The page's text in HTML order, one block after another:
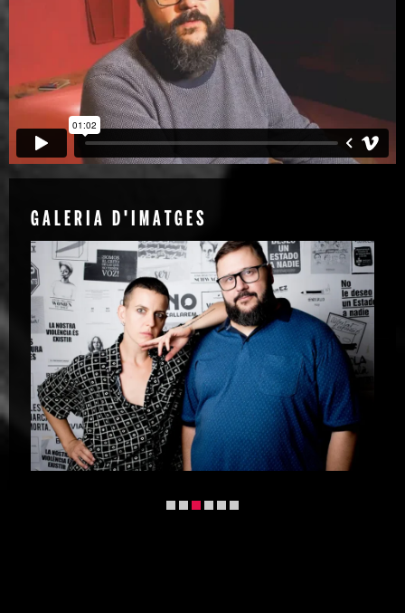
GALERIA D'IMATGES